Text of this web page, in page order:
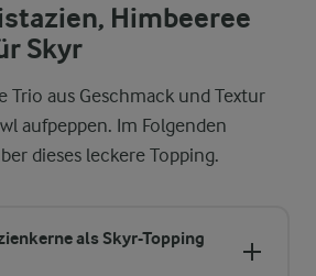
Himbeeree
Skyr
Trio aus Geschmack und Textur
aufpeppen. Im Folgenden
dieses leckere Topping.
als Skyr-Topping